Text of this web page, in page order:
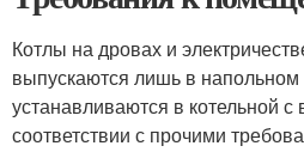
Котлы на дровах и
выпускаются лишь в напольном
устанавливаются в котельной с
соответствии с прочими